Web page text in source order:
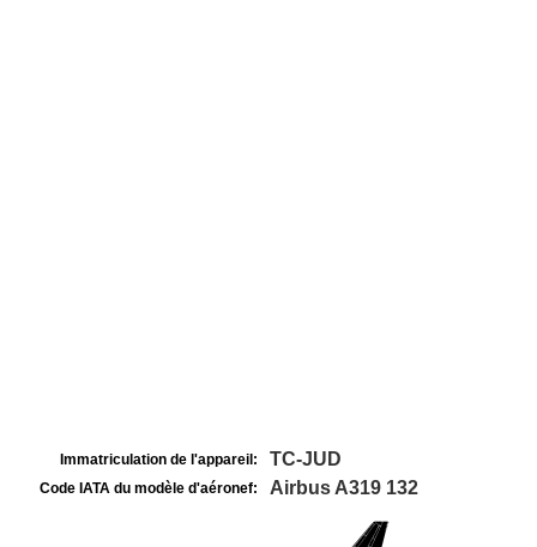
Immatriculation de l'appareil: TC-JUD
Code IATA du modèle d'aéronef: Airbus A319 132